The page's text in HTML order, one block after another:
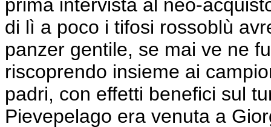
prima intervista al neo-
di lì a poco i tifosi rossoblù
panzer gentile, se mai ve ne
riscoprendo insieme ai
padri, con effetti benefici sul
Pievepelago era venuta a